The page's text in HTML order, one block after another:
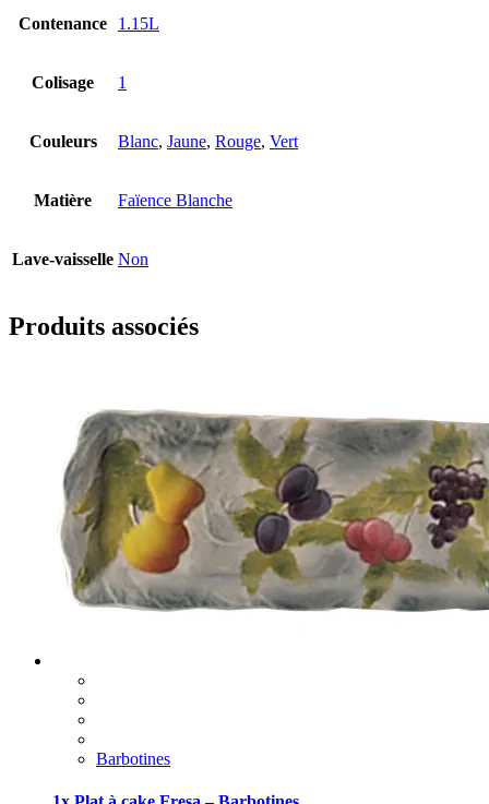
Contenance 1.15L
Colisage 1
Couleurs Blanc, Jaune, Rouge, Vert
Matière Faïence Blanche
Lave-vaisselle Non
Produits associés
Barbotines